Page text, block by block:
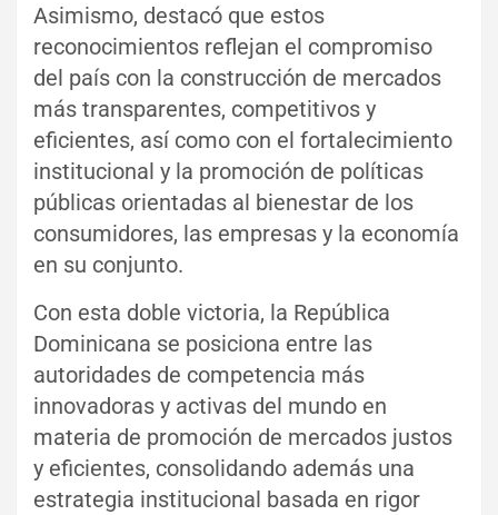
Asimismo, destacó que estos
reconocimientos reflejan el compromiso
del país con la construcción de mercados
más transparentes, competitivos y
eficientes, así como con el fortalecimiento
institucional y la promoción de políticas
públicas orientadas al bienestar de los
consumidores, las empresas y la economía
en su conjunto.
Con esta doble victoria, la República
Dominicana se posiciona entre las
autoridades de competencia más
innovadoras y activas del mundo en
materia de promoción de mercados justos
y eficientes, consolidando además una
estrategia institucional basada en rigor